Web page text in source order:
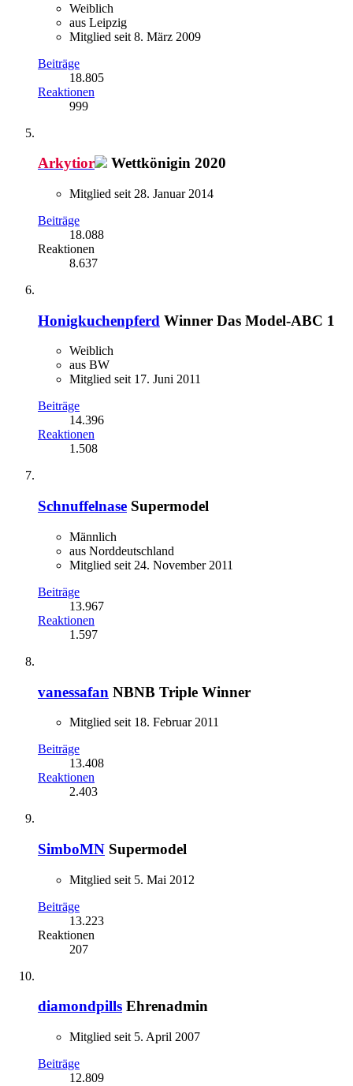
Weiblich
aus Leipzig
Mitglied seit 8. März 2009
Beiträge
18.805
Reaktionen
999
Arkytior Wettkönigin 2020
Mitglied seit 28. Januar 2014
Beiträge
18.088
Reaktionen
8.637
Honigkuchenpferd Winner Das Model-ABC 1
Weiblich
aus BW
Mitglied seit 17. Juni 2011
Beiträge
14.396
Reaktionen
1.508
Schnuffelnase Supermodel
Männlich
aus Norddeutschland
Mitglied seit 24. November 2011
Beiträge
13.967
Reaktionen
1.597
vanessafan NBNB Triple Winner
Mitglied seit 18. Februar 2011
Beiträge
13.408
Reaktionen
2.403
SimboMN Supermodel
Mitglied seit 5. Mai 2012
Beiträge
13.223
Reaktionen
207
diamondpills Ehrenadmin
Mitglied seit 5. April 2007
Beiträge
12.809